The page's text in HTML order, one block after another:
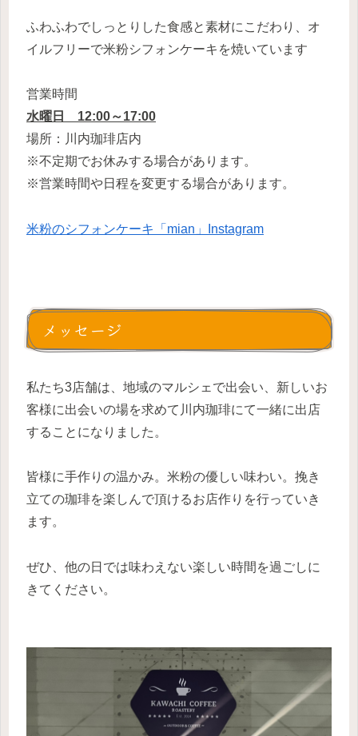
ふわふわでしっとりした食感と素材にこだわり、オ
イルフリーで米粉シフォンケーキを焼いています
営業時間
水曜日 12:00～17:00
場所：川内珈琲店内
※不定期でお休みする場合があります。
※営業時間や日程を変更する場合があります。
米粉のシフォンケーキ「mian」Instagram
メッセージ
私たち3店舗は、地域のマルシェで出会い、新しいお
客様に出会いの場を求めて川内珈琲にて一緒に出店
することになりました。
皆様に手作りの温かみ。米粉の優しい味わい。挽き
立ての珈琲を楽しんで頂けるお店作りを行っていき
ます。
ぜひ、他の日では味わえない楽しい時間を過ごしに
きてください。